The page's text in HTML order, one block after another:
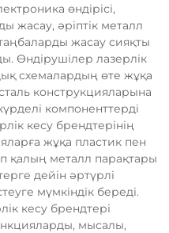
өндірісі,
жасау, әріптік металл
жасау сияқты
Өндірушілер лазерлік
схемалардың өте жұқа
конструкцияларына
компоненттерді
кесу брендтерінің
жұқа пластик пен
қалың металл парақтары
дейін әртүрлі
мүмкіндік береді.
кесу брендтері
мысалы,